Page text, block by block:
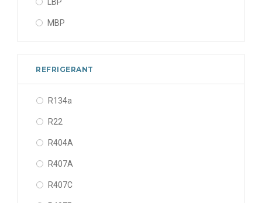
MBP
REFRIGERANT
R134a
R22
R404A
R407A
R407C